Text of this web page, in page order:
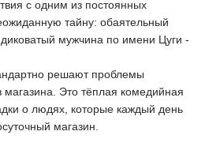
с одним из постоянных
тайну: обаятельный
мужчина по имени Цуги -
решают проблемы
магазина. Это тёплая комедийная
о людях, которые каждый день
магазин.